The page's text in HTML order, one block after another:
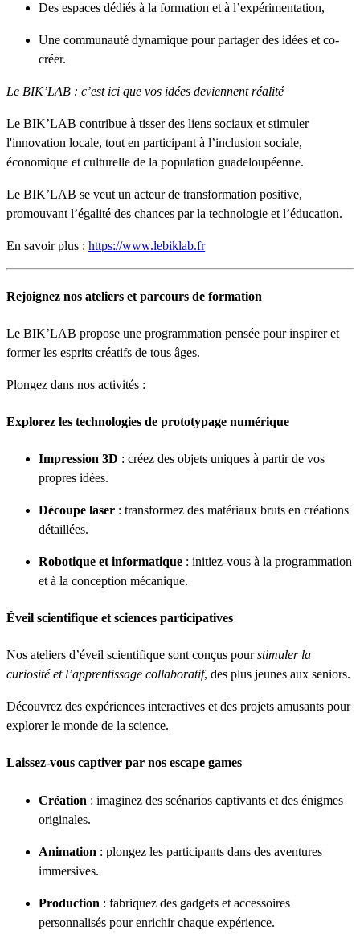
Des espaces dédiés à la formation et à l’expérimentation,
Une communauté dynamique pour partager des idées et co-
créer.
Le BIK’LAB : c’est ici que vos idées deviennent réalité
Le BIK’LAB contribue à tisser des liens sociaux et stimuler
l'innovation locale, tout en participant à l’inclusion sociale,
économique et culturelle de la population guadeloupéenne.
Le BIK’LAB se veut un acteur de transformation positive,
promouvant l’égalité des chances par la technologie et l’éducation.
En savoir plus : https://www.lebiklab.fr
Rejoignez nos ateliers et parcours de formation
Le BIK’LAB propose une programmation pensée pour inspirer et
former les esprits créatifs de tous âges.
Plongez dans nos activités :
Explorez les technologies de prototypage numérique
Impression 3D : créez des objets uniques à partir de vos
propres idées.
Découpe laser : transformez des matériaux bruts en créations
détaillées.
Robotique et informatique : initiez-vous à la programmation
et à la conception mécanique.
Éveil scientifique et sciences participatives
Nos ateliers d’éveil scientifique sont conçus pourstimuler la
curiosité et l’apprentissage collaboratif, des plus jeunes aux seniors.
Découvrez des expériences interactives et des projets amusants pour
explorer le monde de la science.
Laissez-vous captiver par nos escape games
Création : imaginez des scénarios captivants et des énigmes
originales.
Animation : plongez les participants dans des aventures
immersives.
Production : fabriquez des gadgets et accessoires
personnalisés pour enrichir chaque expérience.